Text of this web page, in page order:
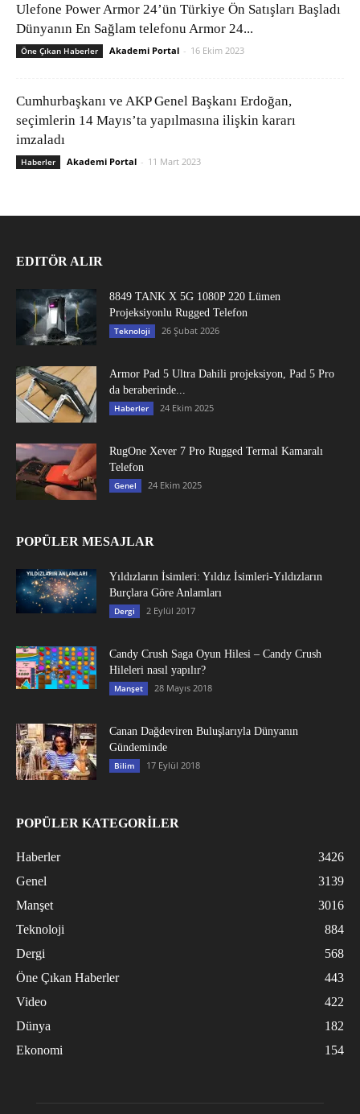
Ulefone Power Armor 24’ün Türkiye Ön Satışları Başladı
Dünyanın En Sağlam telefonu Armor 24...
Öne Çıkan Haberler Akademi Portal - 16 Ekim 2023
Cumhurbaşkanı ve AKP Genel Başkanı Erdoğan,
seçimlerin 14 Mayıs’ta yapılmasına ilişkin kararı
imzaladı
Haberler Akademi Portal - 11 Mart 2023
EDITÖR ALIR
8849 TANK X 5G 1080P 220 Lümen
Projeksiyonlu Rugged Telefon
Teknoloji 26 Şubat 2026
Armor Pad 5 Ultra Dahili projeksiyon, Pad 5 Pro
da beraberinde...
Haberler 24 Ekim 2025
RugOne Xever 7 Pro Rugged Termal Kamaralı
Telefon
Genel 24 Ekim 2025
POPÜLER MESAJLAR
Yıldızların İsimleri: Yıldız İsimleri-Yıldızların
Burçlara Göre Anlamları
Dergi 2 Eylül 2017
Candy Crush Saga Oyun Hilesi – Candy Crush
Hileleri nasıl yapılır?
Manşet 28 Mayıs 2018
Canan Dağdeviren Buluşlarıyla Dünyanın
Gündeminde
Bilim 17 Eylül 2018
POPÜLER KATEGORİLER
Haberler
3426
Genel
3139
Manşet
3016
Teknoloji
884
Dergi
568
Öne Çıkan Haberler
443
Video
422
Dünya
182
Ekonomi
154